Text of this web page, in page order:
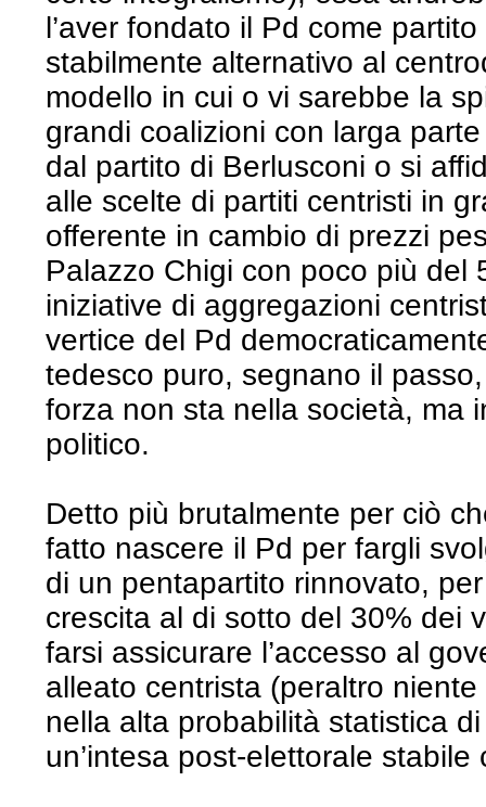
l’aver fondato il Pd come
stabilmente alternativo al
modello in cui o vi sarebbe la
grandi coalizioni con larga
dal partito di Berlusconi o si
alle scelte di partiti centristi in
offerente in cambio di prezzi
Palazzo Chigi con poco più del
iniziative di aggregazioni
vertice del Pd
tedesco puro, segnano il
forza non sta nella società, ma
politico.
Detto più brutalmente per ciò
fatto nascere il Pd per fargli
di un pentapartito rinnovato,
crescita al di sotto del 30% dei
farsi assicurare l’accesso al
alleato centrista (peraltro
nella alta probabilità statistica
un’intesa post-elettorale stabile